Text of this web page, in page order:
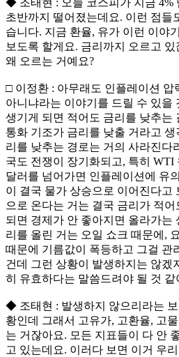
◆ 조태현 : 오늘 코스피가 지금 4%
초반까지 떨어졌는데요. 이런 점들
습니다. 지금 환율, 유가 이런 이야
보도록 할게요. 금리까지 오르고
왜 오르는 거예요?
□ 이정환 : 아무래도 인플레이션 압
아니냐라는 이야기를 드릴 수 있을
생기게 되면 적어도 금리를 낮추는
통화 기조가 금리를 낮출 거라고
리를 낮추는 경로는 거의 사라진다
국도 전쟁이 장기화되고, 특히 WTI
달러를 넘어가면 인플레이션에 유
이 결국 물가 상승으로 이어진다고
으로 온다는 거는 결국 금리가 적
되면 경제가 안 좋아지면 올라가는
리를 올린 거는 오일 쇼크 때문에,
때문에 기름값이 폭등하고 그걸 관
건데 그런 상황이 발생하지는 않겠
히 유효하다는 말씀드려야 될 것 같
◆ 조태현 : 발생하지 않으리라는
황인데 그래서 고유가, 고환율, 고
는 거잖아요. 모든 지표들이 다 안
고 있는데요. 이러다 보면 이거 우